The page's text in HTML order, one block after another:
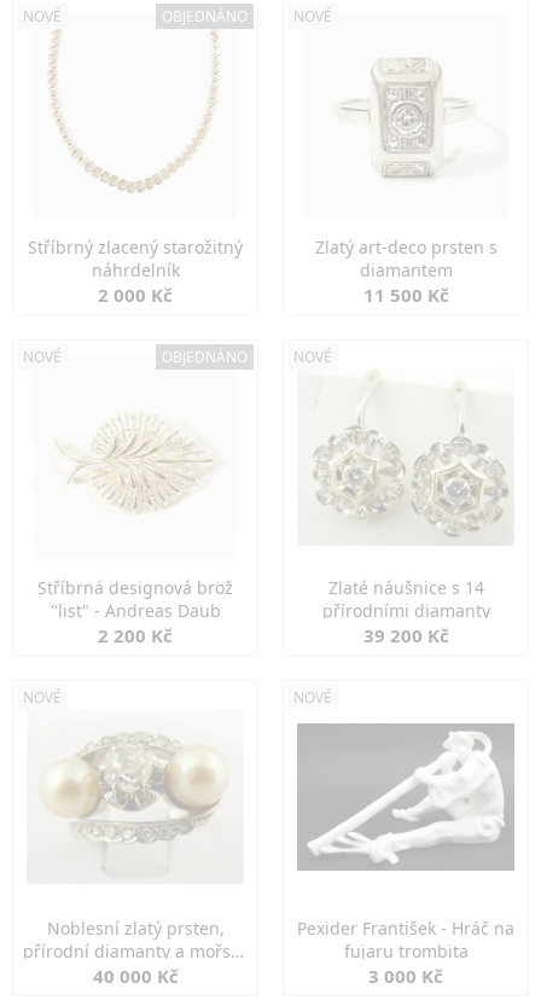
NOVÉ OBJEDNÁNO
Stříbrný zlacený starožitný
náhrdelník
2 000 Kč
NOVÉ
Zlatý art-deco prsten s
diamantem
11 500 Kč
NOVÉ OBJEDNÁNO
Stříbrná designová brož
"list" - Andreas Daub
2 200 Kč
NOVÉ
Zlaté náušnice s 14
přírodními diamanty
39 200 Kč
NOVÉ
Noblesní zlatý prsten,
přírodní diamanty a mořské
perly
40 000 Kč
NOVÉ
Pexider František - Hráč na
fujaru trombita
3 000 Kč